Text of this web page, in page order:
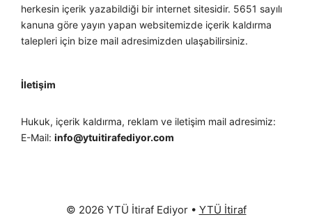
herkesin içerik yazabildiği bir internet sitesidir. 5651 sayılı
kanuna göre yayın yapan websitemizde içerik kaldırma
talepleri için bize mail adresimizden ulaşabilirsiniz.
İletişim
Hukuk, içerik kaldırma, reklam ve iletişim mail adresimiz:
E-Mail: info@ytuitirafediyor.com
© 2026 YTÜ İtiraf Ediyor• YTÜ İtiraf